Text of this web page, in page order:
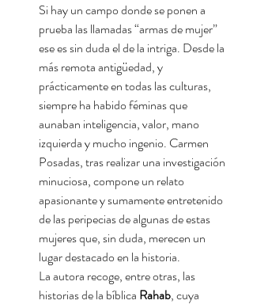
Si hay un campo donde se ponen a
prueba las llamadas “armas de mujer”
ese es sin duda el de la intriga. Desde la
más remota antigüedad, y
prácticamente en todas las culturas,
siempre ha habido féminas que
aunaban inteligencia, valor, mano
izquierda y mucho ingenio. Carmen
Posadas, tras realizar una investigación
minuciosa, compone un relato
apasionante y sumamente entretenido
de las peripecias de algunas de estas
mujeres que, sin duda, merecen un
lugar destacado en la historia.
La autora recoge, entre otras, las
historias de la bíblica Rahab, cuya